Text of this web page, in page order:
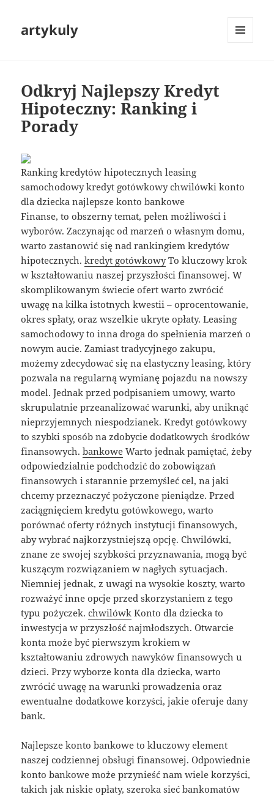
artykuly
Odkryj Najlepszy Kredyt
Hipoteczny: Ranking i
Porady
Ranking kredytów hipotecznych leasing
samochodowy kredyt gotówkowy chwilówki konto
dla dziecka najlepsze konto bankowe
Finanse, to obszerny temat, pełen możliwości i
wyborów. Zaczynając od marzeń o własnym domu,
warto zastanowić się nad rankingiem kredytów
hipotecznych.kredyt gotówkowyTo kluczowy krok
w kształtowaniu naszej przyszłości finansowej. W
skomplikowanym świecie ofert warto zwrócić
uwagę na kilka istotnych kwestii – oprocentowanie,
okres spłaty, oraz wszelkie ukryte opłaty. Leasing
samochodowy to inna droga do spełnienia marzeń o
nowym aucie. Zamiast tradycyjnego zakupu,
możemy zdecydować się na elastyczny leasing, który
pozwala na regularną wymianę pojazdu na nowszy
model. Jednak przed podpisaniem umowy, warto
skrupulatnie przeanalizować warunki, aby uniknąć
nieprzyjemnych niespodzianek. Kredyt gotówkowy
to szybki sposób na zdobycie dodatkowych środków
finansowych.bankowe Warto jednak pamiętać, żeby
odpowiedzialnie podchodzić do zobowiązań
finansowych i starannie przemyśleć cel, na jaki
chcemy przeznaczyć pożyczone pieniądze. Przed
zaciągnięciem kredytu gotówkowego, warto
porównać oferty różnych instytucji finansowych,
aby wybrać najkorzystniejszą opcję. Chwilówki,
znane ze swojej szybkości przyznawania, mogą być
kuszącym rozwiązaniem w nagłych sytuacjach.
Niemniej jednak, z uwagi na wysokie koszty, warto
rozważyć inne opcje przed skorzystaniem z tego
typu pożyczek.chwilówk Konto dla dziecka to
inwestycja w przyszłość najmłodszych. Otwarcie
konta może być pierwszym krokiem w
kształtowaniu zdrowych nawyków finansowych u
dzieci. Przy wyborze konta dla dziecka, warto
zwrócić uwagę na warunki prowadzenia oraz
ewentualne dodatkowe korzyści, jakie oferuje dany
bank.
Najlepsze konto bankowe to kluczowy element
naszej codziennej obsługi finansowej. Odpowiednie
konto bankowe może przynieść nam wiele korzyści,
takich jak niskie opłaty, szeroka sieć bankomatów